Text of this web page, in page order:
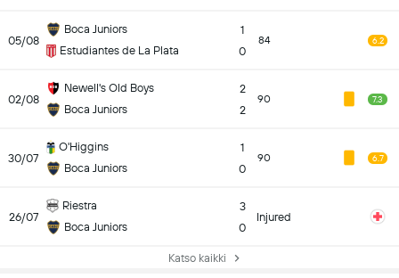
05/08
Boca Juniors
Estudiantes de La Plata
1
0
84 6.2
02/08
Newell's Old Boys
Boca Juniors
2
2
90 7.3
30/07
O'Higgins
Boca Juniors
1
0
90 6.7
26/07
Riestra
Boca Juniors
3
0
Injured
Katso kaikki